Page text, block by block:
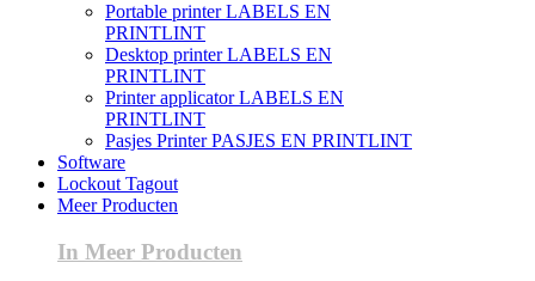
Portable printer LABELS EN
PRINTLINT
Desktop printer LABELS EN
PRINTLINT
Printer applicator LABELS EN
PRINTLINT
Pasjes Printer PASJES EN PRINTLINT
Software
Lockout Tagout
Meer Producten
In Meer Producten